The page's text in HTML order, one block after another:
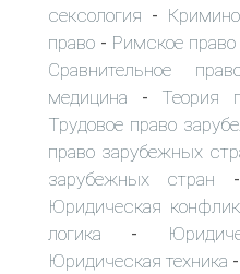
сексология -
право - Римское право
Сравнительное
медицина - Теория
Трудовое право
право зарубежных
зарубежных стран
Юридическая
логика -
Юридическая техника -